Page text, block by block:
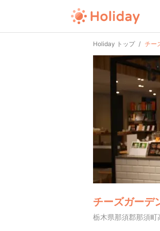
Holiday トップ チー
チーズガーデ
栃木県那須郡那須町